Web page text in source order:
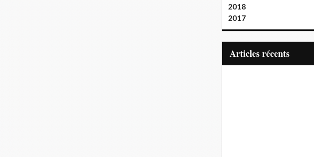
2018
2017
articles récents